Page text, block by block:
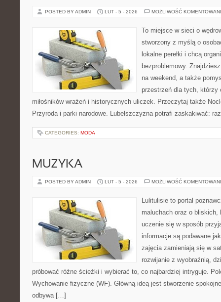
POSTED BY ADMIN LUT - 5 - 2026 MOŻLIWOŚĆ
To miejsce w sieci o
stworzony z myślą o
lokalne perełki i chcą
bezproblemowy.
na weekend, a także
przestrzeń dla tych, którzy
miłośników wrażeń i historycznych uliczek. Przeczytaj także
Przyroda i parki narodowe. Lubelszczyzna potrafi zaskakiwać:
CATEGORIES: MODA
MUZYKA
POSTED BY ADMIN LUT - 5 - 2026 MOŻLIWOŚĆ
Lulitulisie to portal
maluchach oraz o
uczenie się w sposób
informacje są podawane
zajęcia zamieniają się w
rozwijanie z wyobraźnią,
próbować różne ścieżki i wybierać to, co najbardziej intryguje.
Wychowanie fizyczne (WF). Główną ideą jest stworzenie
odbywa […]